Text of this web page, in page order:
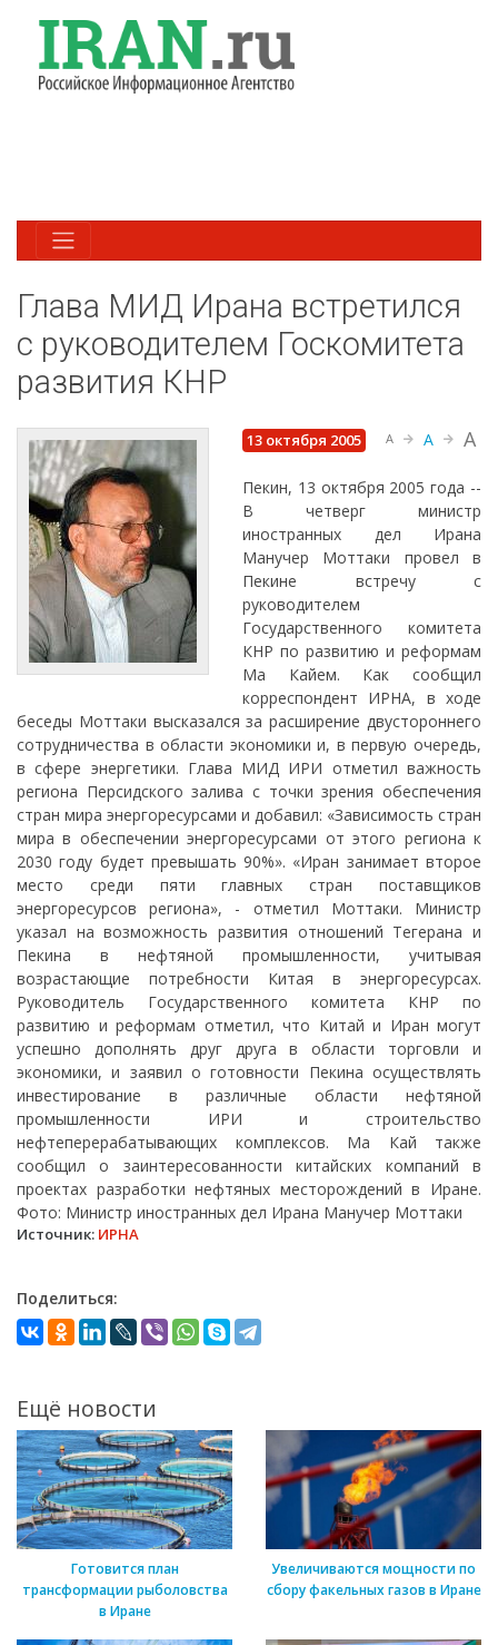
Глава МИД Ирана встретился
с руководителем Госкомитета
развития КНР
13 октября 2005 A A A
Пекин, 13 октября 2005 года --
В четверг министр
иностранных дел Ирана
Манучер Моттаки провел в
Пекине встречу с
руководителем
Государственного комитета
КНР по развитию и реформам
Ма Кайем. Как сообщил
корреспондент ИРНА, в ходе
беседы Моттаки высказался за расширение двустороннего
сотрудничества в области экономики и, в первую очередь,
в сфере энергетики. Глава МИД ИРИ отметил важность
региона Персидского залива с точки зрения обеспечения
стран мира энергоресурсами и добавил: «Зависимость стран
мира в обеспечении энергоресурсами от этого региона к
2030 году будет превышать 90%». «Иран занимает второе
место среди пяти главных стран поставщиков
энергоресурсов региона», - отметил Моттаки. Министр
указал на возможность развития отношений Тегерана и
Пекина в нефтяной промышленности, учитывая
возрастающие потребности Китая в энергоресурсах.
Руководитель Государственного комитета КНР по
развитию и реформам отметил, что Китай и Иран могут
успешно дополнять друг друга в области торговли и
экономики, и заявил о готовности Пекина осуществлять
инвестирование в различные области нефтяной
промышленности ИРИ и строительство
нефтеперерабатывающих комплексов. Ма Кай также
сообщил о заинтересованности китайских компаний в
проектах разработки нефтяных месторождений в Иране.
Фото: Министр иностранных дел Ирана Манучер Моттаки
Источник: ИРНА
Поделиться:
Ещё новости
Готовится план
трансформации рыболовства
в Иране
Увеличиваются мощности по
сбору факельных газов в Иране